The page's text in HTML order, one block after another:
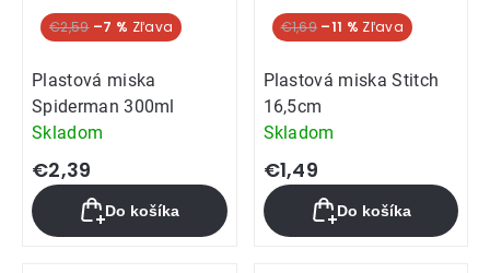
€2,59 –7 %
Plastová miska
Spiderman 300ml
Skladom
€2,39
Do košíka
€1,69 –11 %
Plastová miska Stitch
16,5cm
Skladom
€1,49
Do košíka